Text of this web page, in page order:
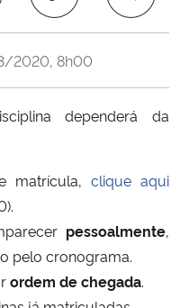
Comunicações
2020, 8h00
dependerá da
matrícula, clique aqui
pessoalmente,
pelo cronograma.
ordem de chegada.